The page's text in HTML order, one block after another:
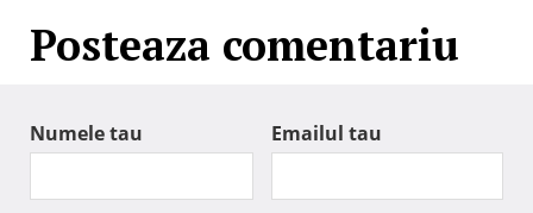
Posteaza comentariu
Numele tau Emailul tau